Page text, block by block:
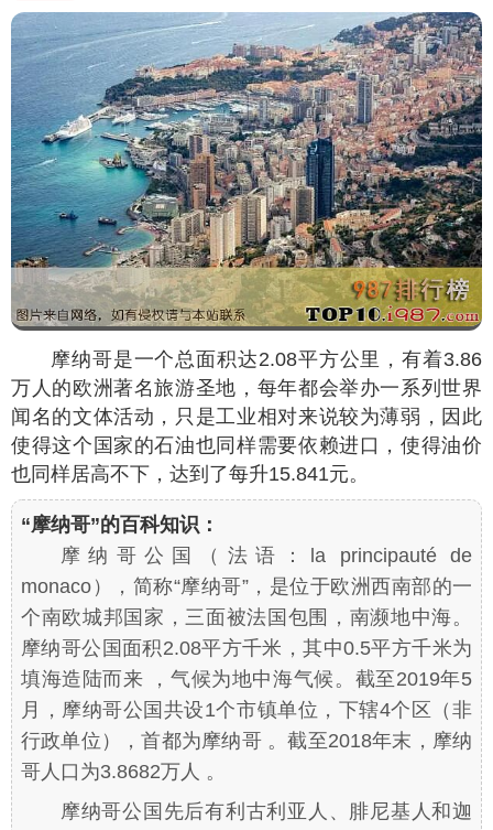
摩纳哥是一个总面积达2.08平方公里，有着3.86
万人的欧洲著名旅游圣地，每年都会举办一系列世界
闻名的文体活动，只是工业相对来说较为薄弱，因此
使得这个国家的石油也同样需要依赖进口，使得油价
也同样居高不下，达到了每升15.841元。
“摩纳哥”的百科知识：
摩纳哥公国（法语：la principauté de
monaco），简称“摩纳哥”，是位于欧洲西南部的一
个南欧城邦国家，三面被法国包围，南濒地中海。
摩纳哥公国面积2.08平方千米，其中0.5平方千米为
填海造陆而来 ，气候为地中海气候。截至2019年5
月，摩纳哥公国共设1个市镇单位，下辖4个区（非
行政单位），首都为摩纳哥 。截至2018年末，摩纳
哥人口为3.8682万人 。
摩纳哥公国先后有利古利亚人、腓尼基人和迦